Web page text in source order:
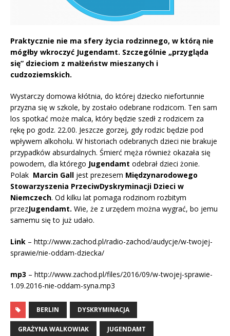
Praktycznie nie ma sfery życia rodzinnego, w którą nie
mógłby wkroczyć Jugendamt. Szczególnie „przygląda
się” dzieciom z małżeństw mieszanych i
cudzoziemskich.
Wystarczy domowa kłótnia, do której dziecko niefortunnie
przyzna się w szkole, by zostało odebrane rodzicom. Ten sam
los spotkać może malca, który będzie szedł z rodzicem za
rękę po godz. 22.00. Jeszcze gorzej, gdy rodzic będzie pod
wpływem alkoholu. W historiach odebranych dzieci nie brakuje
przypadków absurdalnych. Śmierć męża również okazała się
powodem, dla którego Jugendamt odebrał dzieci żonie.
Polak Marcin Gall jest prezesem Międzynarodowego
Stowarzyszenia PrzeciwDyskryminacji Dzieci w
Niemczech. Od kilku lat pomaga rodzinom rozbitym
przezJugendamt. Wie, że z urzędem można wygrać, bo jemu
samemu się to już udało.
Link – http://www.zachod.pl/radio-zachod/audycje/w-twojej-
sprawie/nie-oddam-dziecka/
mp3 – http://www.zachod.pl/files/2016/09/w-twojej-sprawie-
1.09.2016-nie-oddam-syna.mp3
BERLIN DYSKRYMINACJA
GRAŻYNA WALKOWIAK JUGENDAMT